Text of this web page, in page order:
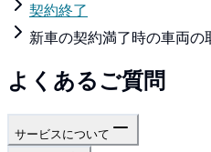
契約終了
新車の契約満了時の車両
よくあるご質問
サービスについて